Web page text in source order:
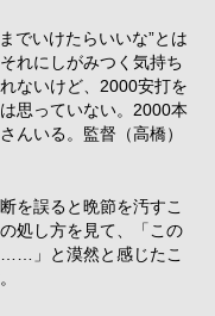
でいけたらいいな”とは
れにしがみつく気持ち
ないけど、2000安打を
思っていない。2000本
んいる。監督（高橋）
を誤ると晩節を汚すこ
処し方を見て、「この
……」と漠然と感じたこ